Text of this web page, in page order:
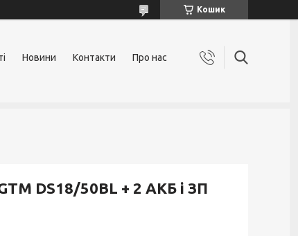
Кошик
Новини Контакти Про нас
DS18/50BL + 2 АКБ і ЗП